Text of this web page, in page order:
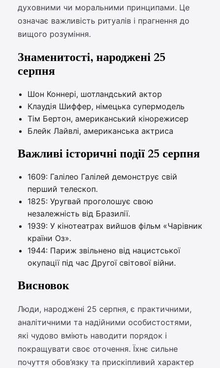
духовними чи моральними принципами. Це
означає важливість ритуалів і прагнення до
вищого розуміння.
Знаменитості, народжені 25
серпня
Шон Коннері, шотландський актор
Клаудія Шиффер, німецька супермодель
Тім Бертон, американський кінорежисер
Блейк Лайвлі, американська актриса
Важливі історичні події 25 серпня
1609: Галілео Галілей демонструє свій
перший телескоп.
1825: Уругвай проголошує свою
незалежність від Бразилії.
1939: У кінотеатрах вийшов фільм «Чарівник
країни Оз».
1944: Париж звільнено від нацистської
окупації під час Другої світової війни.
Висновок
Люди, народжені 25 серпня, є практичними,
аналітичними та надійними особистостями,
які чудово вміють наводити порядок і
покращувати своє оточення. Їхнє сильне
почуття обов’язку та прискіпливий характер